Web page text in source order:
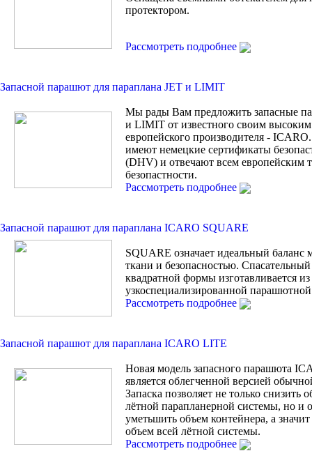
протектором.
Рассмотреть подробнее
Запасной парашют для параплана JET и LIMIT
Мы рады Вам предложить запасные
и LIMIT от известного своим высоким
европейского производителя -
имеют немецкие сертификаты
(DHV) и отвечают всем европейским
безопастности.
Рассмотреть подробнее
Запасной парашют для параплана ICARO SQUARE
SQUARE означает идеальный баланс
ткани и безопасностью.
квадратной формы изготавливается из
узкоспециализированной
Рассмотреть подробнее
Запасной парашют для параплана ICARO LITE
Новая модель запасного парашюта
является облегченной версией
Запаска позволяет не только снизить
лётной парапланерной системы, но и
уметьшить объем контейнера, а
объем всей лётной системы.
Рассмотреть подробнее